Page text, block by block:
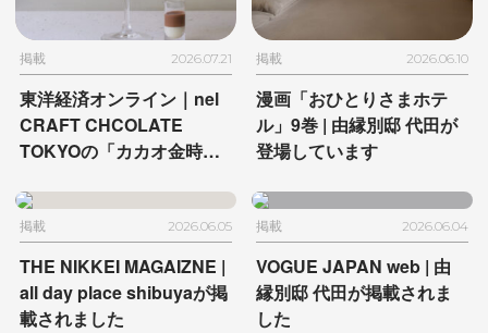
掲載 2026.07.21
東洋経済オンライン｜ nel
CRAFT CHCOLATE
TOKYOの 「カカオ金時」
掲載 2026.06.10
漫画「おひとりさまホテ
ル」9巻 | 由縁別邸 代田が
登場しています
掲載 2026.06.05
THE NIKKEI MAGAIZNE |
all day place shibuyaが掲
載されました
掲載 2026.06.04
VOGUE JAPAN web | 由
縁別邸 代田が掲載されま
した